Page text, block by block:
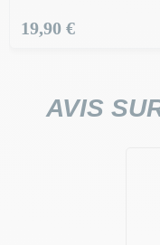
Prix
19,90 €
AVIS